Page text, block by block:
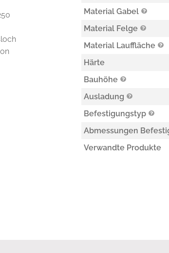
Material Gabel
Material Felge
Material Lauffläche
Härte
Bauhöhe
Ausladung
Befestigungstyp
Abmessungen
Verwandte Produkte